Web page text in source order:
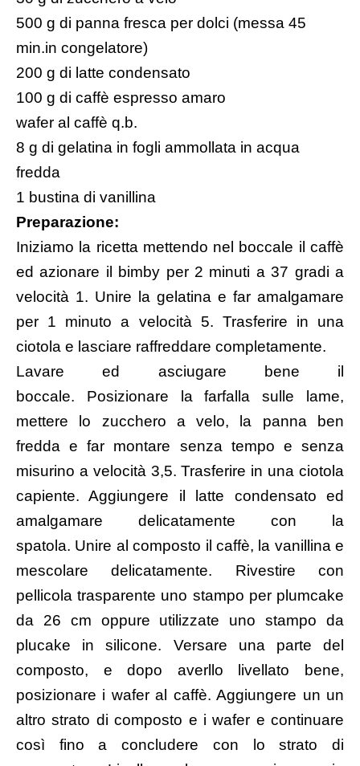
500 g di panna fresca per dolci (messa 45
min.in congelatore)
200 g di latte condensato
100 g di caffè espresso amaro
wafer al caffè q.b.
8 g di gelatina in fogli ammollata in acqua
fredda
1 bustina di vanillina
Preparazione:
Iniziamo la ricetta mettendo nel boccale il caffè
ed azionare il bimby per 2 minuti a 37 gradi a
velocità 1. Unire la gelatina e far amalgamare
per 1 minuto a velocità 5. Trasferire in una
ciotola e lasciare raffreddare completamente.
Lavare ed asciugare bene il
boccale. Posizionare la farfalla sulle lame,
mettere lo zucchero a velo, la panna ben
fredda e far montare senza tempo e senza
misurino a velocità 3,5. Trasferire in una ciotola
capiente. Aggiungere il latte condensato ed
amalgamare delicatamente con la
spatola. Unire al composto il caffè, la vanillina e
mescolare delicatamente. Rivestire con
pellicola trasparente uno stampo per plumcake
da 26 cm oppure utilizzate uno stampo da
plucake in silicone. Versare una parte del
composto, e dopo averllo livellato bene,
posizionare i wafer al caffè. Aggiungere un un
altro strato di composto e i wafer e continuare
così fino a concludere con lo strato di